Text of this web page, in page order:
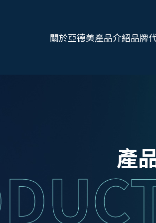
關於亞德美產品介紹品牌
產